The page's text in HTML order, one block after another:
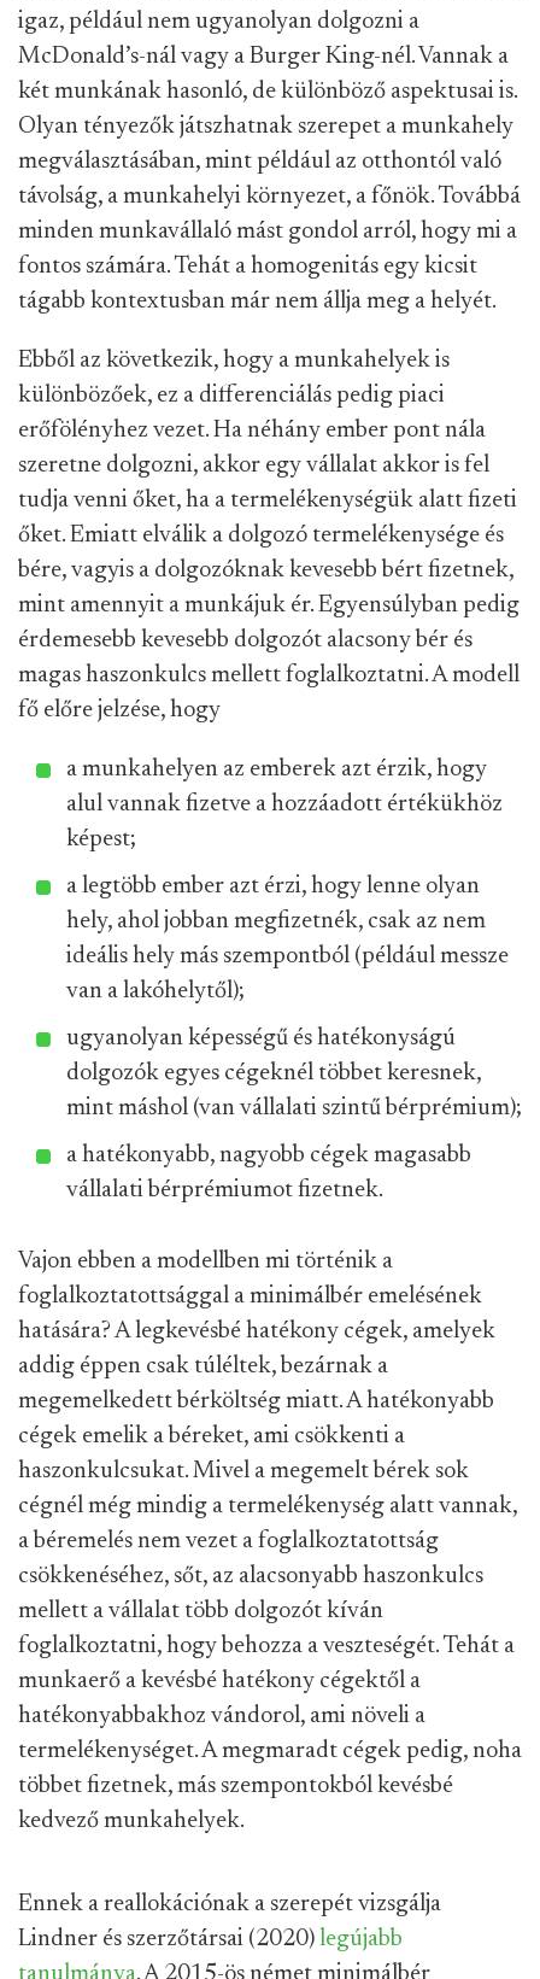
igaz, például nem ugyanolyan dolgozni a
McDonald’s-nál vagy a Burger King-nél. Vannak a
két munkának hasonló, de különböző aspektusai is.
Olyan tényezők játszhatnak szerepet a munkahely
megválasztásában, mint például az otthontól való
távolság, a munkahelyi környezet, a főnök. Továbbá
minden munkavállaló mást gondol arról, hogy mi a
fontos számára. Tehát a homogenitás egy kicsit
tágabb kontextusban már nem állja meg a helyét.
Ebből az következik, hogy a munkahelyek is
különbözőek, ez a differenciálás pedig piaci
erőfölényhez vezet. Ha néhány ember pont nála
szeretne dolgozni, akkor egy vállalat akkor is fel
tudja venni őket, ha a termelékenységük alatt fizeti
őket. Emiatt elválik a dolgozó termelékenysége és
bére, vagyis a dolgozóknak kevesebb bért fizetnek,
mint amennyit a munkájuk ér. Egyensúlyban pedig
érdemesebb kevesebb dolgozót alacsony bér és
magas haszonkulcs mellett foglalkoztatni. A modell
fő előre jelzése, hogy
a munkahelyen az emberek azt érzik, hogy
alul vannak fizetve a hozzáadott értékükhöz
képest;
a legtöbb ember azt érzi, hogy lenne olyan
hely, ahol jobban megfizetnék, csak az nem
ideális hely más szempontból (például messze
van a lakóhelytől);
ugyanolyan képességű és hatékonyságú
dolgozók egyes cégeknél többet keresnek,
mint máshol (van vállalati szintű bérprémium);
a hatékonyabb, nagyobb cégek magasabb
vállalati bérprémiumot fizetnek.
Vajon ebben a modellben mi történik a
foglalkoztatottsággal a minimálbér emelésének
hatására? A legkevésbé hatékony cégek, amelyek
addig éppen csak túléltek, bezárnak a
megemelkedett bérköltség miatt. A hatékonyabb
cégek emelik a béreket, ami csökkenti a
haszonkulcsukat. Mivel a megemelt bérek sok
cégnél még mindig a termelékenység alatt vannak,
a béremelés nem vezet a foglalkoztatottság
csökkenéséhez, sőt, az alacsonyabb haszonkulcs
mellett a vállalat több dolgozót kíván
foglalkoztatni, hogy behozza a veszteségét. Tehát a
munkaerő a kevésbé hatékony cégektől a
hatékonyabbakhoz vándorol, ami növeli a
termelékenységet. A megmaradt cégek pedig, noha
többet fizetnek, más szempontokból kevésbé
kedvező munkahelyek.
Ennek a reallokációnak a szerepét vizsgálja
Lindner és szerzőtársai (2020) legújabb
tanulmánya. A 2015-ös német minimálbér